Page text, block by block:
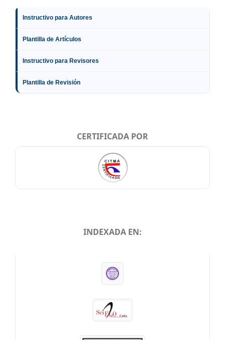
Instructivo para Autores
Plantilla de Artículos
Instructivo para Revisores
Plantilla de Revisión
CERTIFICADA POR
INDEXADA EN: